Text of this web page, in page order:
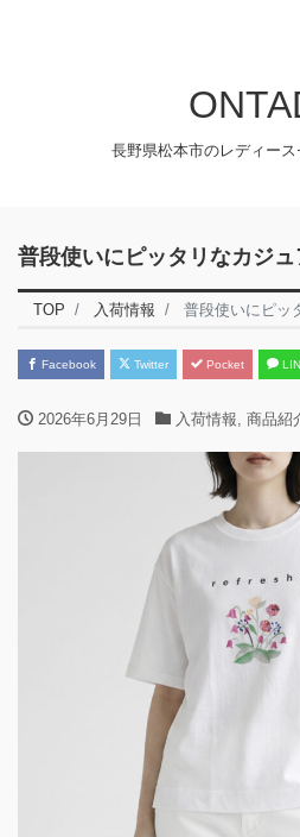
長野県松本市のレディー
普段使いにピッタリなカジ
TOP 入荷情報 普段使いにピッ
Facebook Twitter Pocket
2026年6月29日 入荷情報, 商品紹